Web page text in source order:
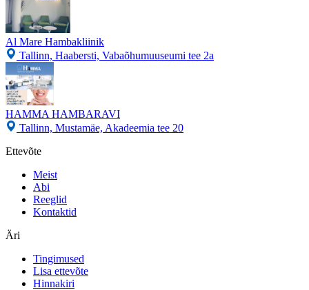
Al Mare Hambakliinik
Tallinn, Haabersti, Vabaõhumuuseumi tee 2a
HAMMA HAMBARAVI
Tallinn, Mustamäe, Akadeemia tee 20
Ettevõte
Meist
Abi
Reeglid
Kontaktid
Äri
Tingimused
Lisa ettevõte
Hinnakiri